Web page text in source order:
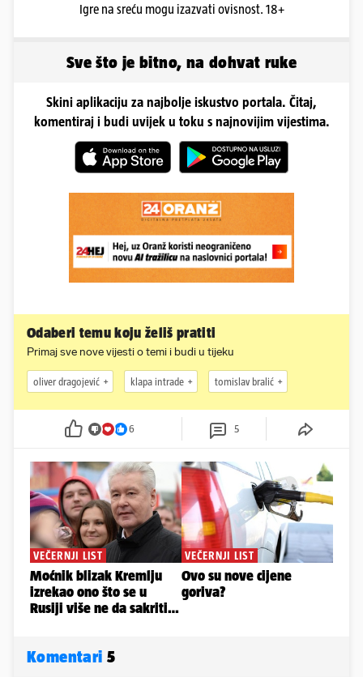
Igre na sreću mogu izazvati ovisnost. 18+
Sve što je bitno, na dohvat ruke
Skini aplikaciju za najbolje iskustvo portala. Čitaj,
komentiraj i budi uvijek u toku s najnovijim vijestima.
Odaberi temu koju želiš pratiti
Primaj sve nove vijesti o temi i budi u tijeku
oliver dragojević klapa intrade tomislav bralić
6 5
Komentari 5